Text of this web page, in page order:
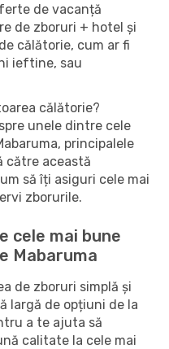
de vacanță
de zboruri + hotel și
călătorie, cum ar fi
ieftine, sau
călătorie?
unele dintre cele
principalele
către această
să îți asiguri cele mai
zborurile.
cele mai bune
Mabaruma
de zboruri simplă și
largă de opțiuni de la
a te ajuta să
calitate la cele mai